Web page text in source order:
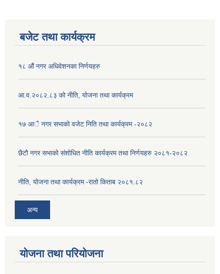
बजेट तथा कार्यक्रम
१८ औं नगर अधिवेशनका निर्णयहरु
आ.व.२०८२.८३ को नीति, योजना तथा कार्यक्रम
१७ आै नगर सभाकाे वजेट निति तथा कार्यक्रम -२०८२
छैटौ नगर सभाको संशोधित नीति कार्यक्रम तथा निर्णयहरु २०८१-२०८२
नीति, योजना तथा कार्यक्रम -रातो किताब २०८१.८२
अन्य
योजना तथा परियोजना